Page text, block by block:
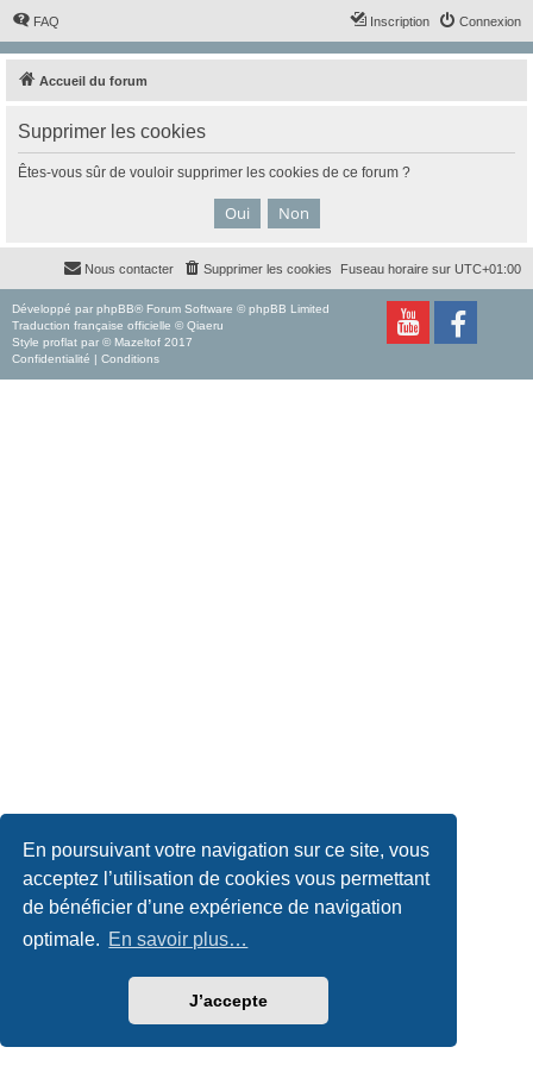
En poursuivant votre navigation sur ce site, vous
acceptez l’utilisation de cookies vous permettant
de bénéficier d’une expérience de navigation
optimale. En savoir plus…
J’accepte
FAQ Connexion
Inscription
Accueil du forum
Supprimer les cookies
Êtes-vous sûr de vouloir supprimer les cookies de ce forum ?
Fuseau horaire sur UTC+01:00
Supprimer les cookies
Nous contacter
Développé par phpBB® Forum Software © phpBB Limited
Traduction française officielle © Qiaeru
Style proflat par © Mazeltof 2017
Confidentialité | Conditions